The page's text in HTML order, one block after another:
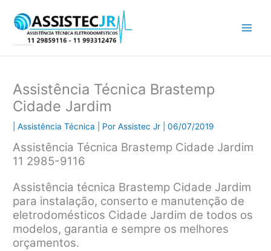
para
conteúdo
Assistência Técnica Brastemp
Cidade Jardim
|Assistência Técnica | PorAssistec Jr |06/07/2019
Assistência Técnica Brastemp Cidade Jardim
11 2985-9116
Assistência técnica Brastemp Cidade Jardim
para instalação, conserto e manutenção de
eletrodomésticos Cidade Jardim de todos os
modelos, garantia e sempre os melhores
orçamentos.